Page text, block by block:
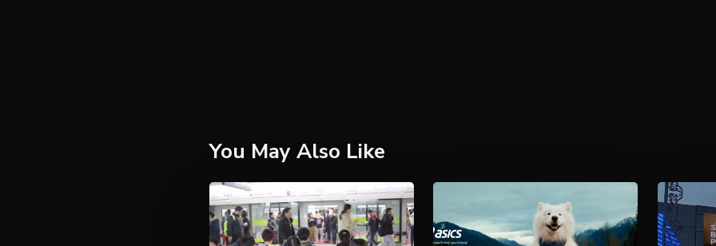
You May Also Like
Koneksi
Internet
yang
Tunjuk
Duta
Canggih
Bisa